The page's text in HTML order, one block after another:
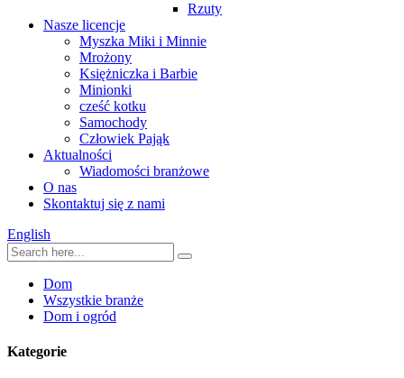
Rzuty
Nasze licencje
Myszka Miki i Minnie
Mrożony
Księżniczka i Barbie
Minionki
cześć kotku
Samochody
Człowiek Pająk
Aktualności
Wiadomości branżowe
O nas
Skontaktuj się z nami
English
Dom
Wszystkie branże
Dom i ogród
Kategorie